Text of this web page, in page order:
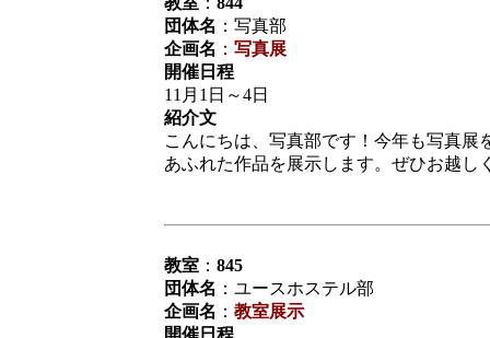
団体名 ：写真部
企画名 ： 写真展
開催日程
11月1日～4日
紹介文
こんにちは、写真部です！今年も写真
あふれた作品を展示します。ぜひお越し
教室 ： 845
団体名 ：ユースホステル部
企画名 ： 教室展示
開催日程